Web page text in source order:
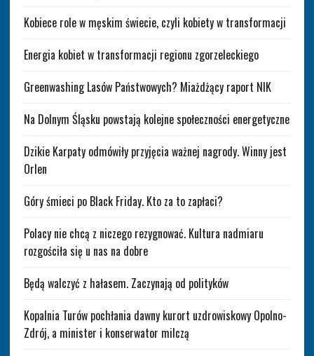
Kobiece role w męskim świecie, czyli kobiety w transformacji
Energia kobiet w transformacji regionu zgorzeleckiego
Greenwashing Lasów Państwowych? Miażdżący raport NIK
Na Dolnym Śląsku powstają kolejne społeczności energetyczne
Dzikie Karpaty odmówiły przyjęcia ważnej nagrody. Winny jest
Orlen
Góry śmieci po Black Friday. Kto za to zapłaci?
Polacy nie chcą z niczego rezygnować. Kultura nadmiaru
rozgościła się u nas na dobre
Będą walczyć z hałasem. Zaczynają od polityków
Kopalnia Turów pochłania dawny kurort uzdrowiskowy Opolno-
Zdrój, a minister i konserwator milczą